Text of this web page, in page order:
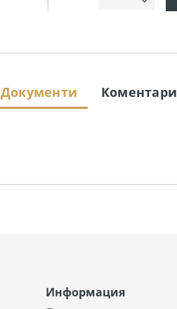
Документи Коментари
Информация